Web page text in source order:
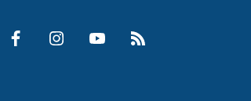
Facebook InstagramYouTube